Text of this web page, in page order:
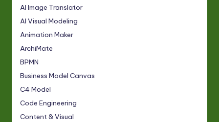
AI Image Translator
AI Visual Modeling
Animation Maker
ArchiMate
BPMN
Business Model Canvas
C4 Model
Code Engineering
Content & Visual